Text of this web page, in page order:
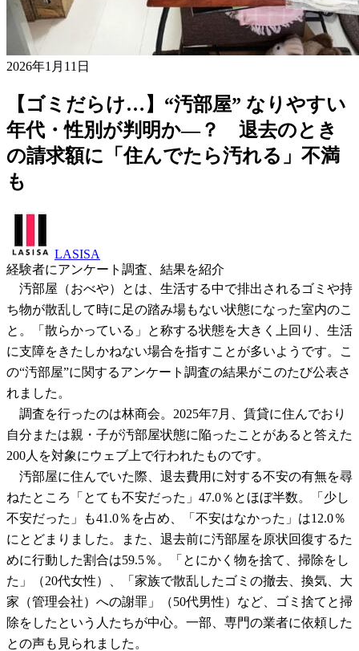
2026年1月11日
【ゴミだらけ…】“汚部屋” なりやすい
年代・性別が判明か―？ 退去のとき
の請求額に「住んでたら汚れる」不満
も
LASISA
経験者にアンケート調査、結果を紹介
汚部屋（おべや）とは、生活する中で排出されるゴミや持
ち物が散乱して時に足の踏み場もない状態になった室内のこ
と。「散らかっている」と称する状態を大きく上回り、生活
に支障をきたしかねない場合を指すことが多いようです。こ
の“汚部屋”に関するアンケート調査の結果がこのたび公表さ
れました。
調査を行ったのは林商会。2025年7月、賃貸に住んでおり
自分または親・子が汚部屋状態に陥ったことがあると答えた
200人を対象にウェブ上で行われたものです。
汚部屋に住んでいた際、退去費用に対する不安の有無を尋
ねたところ「とても不安だった」47.0％とほぼ半数。「少し
不安だった」も41.0％を占め、「不安はなかった」は12.0％
にとどまりました。また、退去前に汚部屋を原状回復するた
めに行動した割合は59.5％。「とにかく物を捨て、掃除をし
た」（20代女性）、「家族で散乱したゴミの撤去、換気、大
家（管理会社）への謝罪」（50代男性）など、ゴミ捨てと掃
除をしたという人たちが中心。一部、専門の業者に依頼した
との声も見られました。